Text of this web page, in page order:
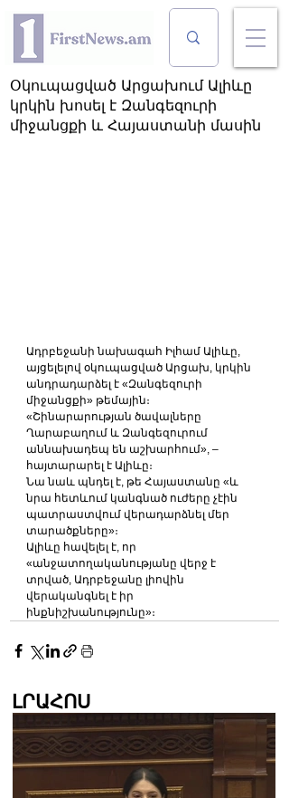
Օկուպացված Արցախում Ալիևը
կրկին խոսել է Զանգեզուրի
միջանցքի և Հայաստանի մասին
Ադրբեջանի նախագահ Իլհամ Ալիևը,
այցելելով օկուպացված Արցախ, կրկին
անդրադարձել է «Զանգեզուրի
միջանցքի» թեմային։
«Շինարարության ծավալները
Ղարաբաղում և Զանգեզուրում
աննախադեպ են աշխարհում», –
հայտարարել է Ալիևը։
Նա նաև պնդել է, թե Հայաստանը «և
նրա հետևում կանգնած ուժերը չէին
պատրաստվում վերադարձնել մեր
տարածքները»։
Ալիևը հավելել է, որ
«անջատողականությանը վերջ է
տրված, Ադրբեջանը լիովին
վերականգնել է իր
ինքնիշխանությունը»։
ԼՐԱՀՈՍ